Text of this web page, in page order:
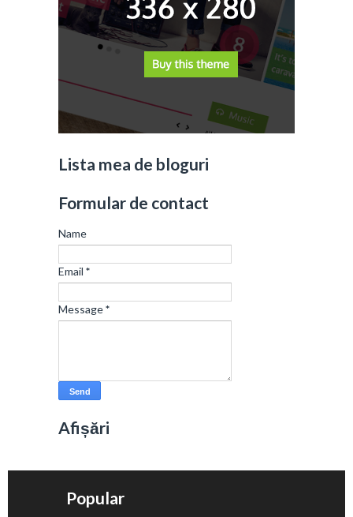
Lista mea de bloguri
Formular de contact
Name
Email *
Message*
Afișări
Popular